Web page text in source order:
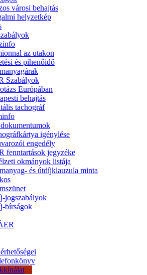
városi behajtás
helyzetkép
az utakon
és pihenőidő
Szabályok
Európában
behajtás
tachográf
igénylése
engedély
fenntartások jegyzéke
okmányok listája
és útdíjklauzula minta
jogszabályok
bírságok